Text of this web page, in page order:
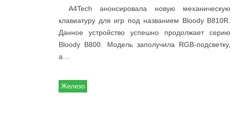
A4Tech анонсировала новую механическую
клавиатуру для игр под названием Bloody B810R.
Данное устройство успешно продолжает серию
Bloody B800. Модель заполучила RGB-подсветку,
а…
Железо